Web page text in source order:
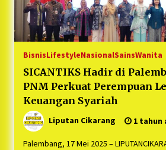
BisnisLifestyleNasionalSainsWanita
SICANTIKS Hadir di
PNM Perkuat Perempuan
Keuangan Syariah
Liputan Cikarang 1 tahun
Palembang, 17 Mei 2025 –